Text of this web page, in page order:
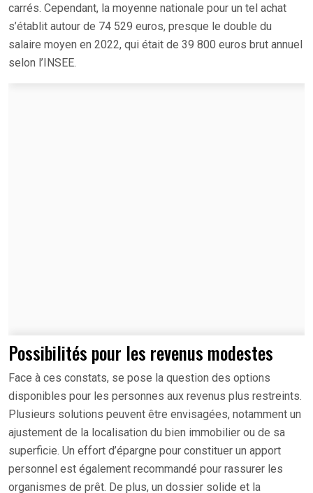
carrés. Cependant, la moyenne nationale pour un tel achat
s’établit autour de 74 529 euros, presque le double du
salaire moyen en 2022, qui était de 39 800 euros brut annuel
selon l’INSEE.
Possibilités pour les revenus modestes
Face à ces constats, se pose la question des options
disponibles pour les personnes aux revenus plus restreints.
Plusieurs solutions peuvent être envisagées, notamment un
ajustement de la localisation du bien immobilier ou de sa
superficie. Un effort d’épargne pour constituer un apport
personnel est également recommandé pour rassurer les
organismes de prêt. De plus, un dossier solide et la